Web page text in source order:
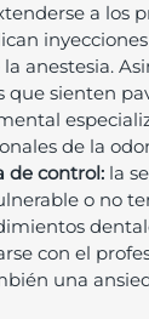
a los
anestesia.
que sienten
de la
de control: la
o no
con el
una